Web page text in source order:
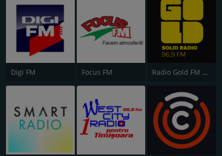
Digi FM Focus FM Radio Gold FM 96.9